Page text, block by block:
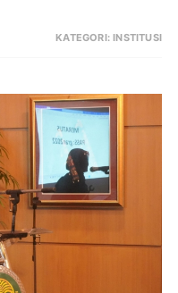
KATEGORI:INSTITUSI